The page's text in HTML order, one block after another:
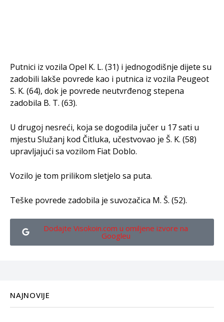
Putnici iz vozila Opel K. L. (31) i jednogodišnje dijete su
zadobili lakše povrede kao i putnica iz vozila Peugeot
S. K. (64), dok je povrede neutvrđenog stepena
zadobila B. T. (63).
U drugoj nesreći, koja se dogodila jučer u 17 sati u
mjestu Služanj kod Čitluka, učestvovao je Š. K. (58)
upravljajući sa vozilom Fiat Doblo.
Vozilo je tom prilikom sletjelo sa puta.
Teške povrede zadobila je suvozačica M. Š. (52).
Dodajte Visokoin.com u omiljene izvore na
Googleu
NAJNOVIJE